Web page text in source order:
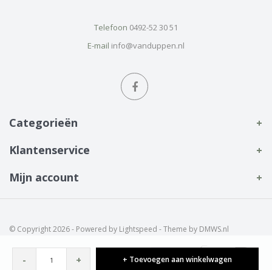
- + + Toevoegen aan winkelwagen
Telefoon 0492-52 30 51
E-mail info@vanduppen.nl
Categorieën
Klantenservice
Mijn account
© Copyright 2026 - Powered by Lightspeed - Theme by DMWS.nl